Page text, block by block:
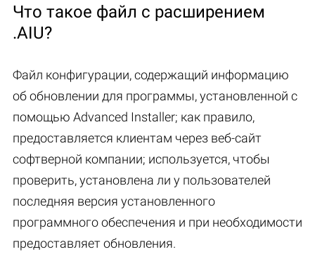
Что такое файл с расширением
.AIU?
Файл конфигурации, содержащий информацию
об обновлении для программы, установленной с
помощью Advanced Installer; как правило,
предоставляется клиентам через веб-сайт
софтверной компании; используется, чтобы
проверить, установлена ​​ли у пользователей
последняя версия установленного
программного обеспечения и при необходимости
предоставляет обновления.